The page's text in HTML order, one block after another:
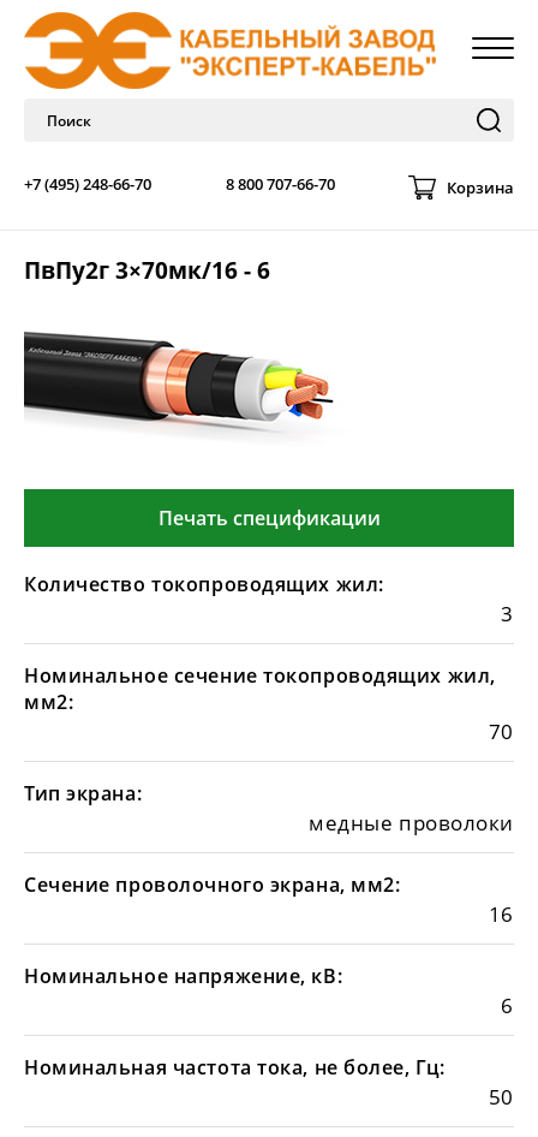
+7 (495) 248-66-70 8 800 707-66-70 Корзина
ПвПу2г 3×70мк/16 - 6
Печать спецификации
Количество токопроводящих жил:
3
Номинальное сечение токопроводящих жил,
мм2:
70
Тип экрана:
медные проволоки
Сечение проволочного экрана, мм2:
16
Номинальное напряжение, кВ:
6
Номинальная частота тока, не более, Гц:
50